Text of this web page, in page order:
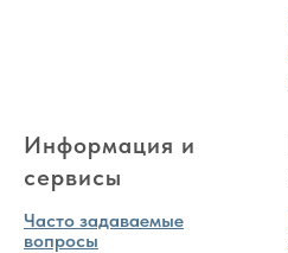
Информация и
сервисы
Часто задаваемые
вопросы